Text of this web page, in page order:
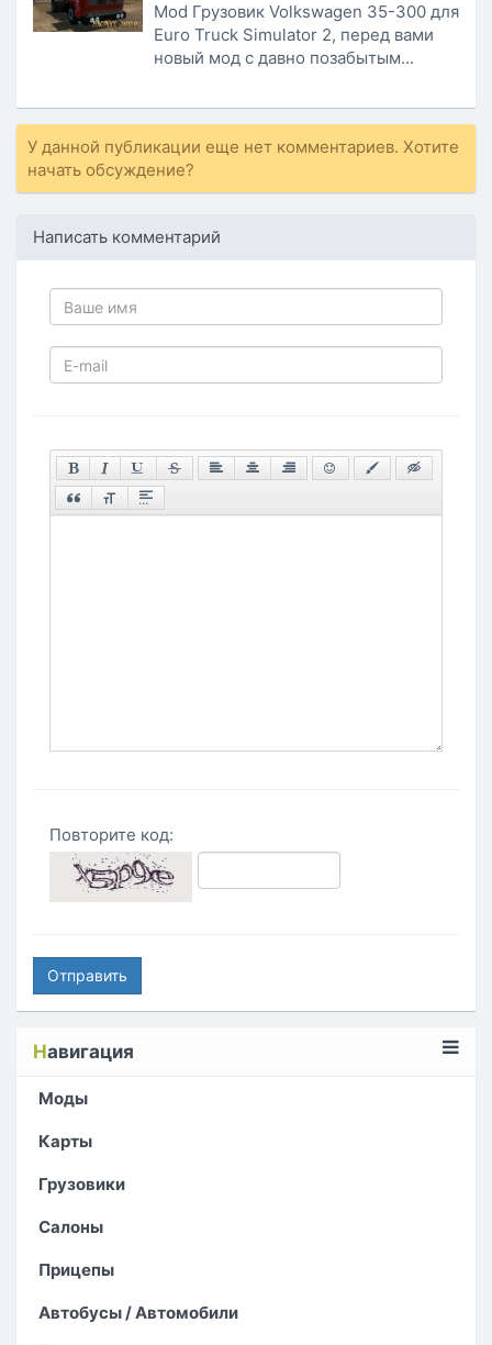
Mod Грузовик Volkswagen 35-300 для
Euro Truck Simulator 2, перед вами
новый мод с давно позабытым...
У данной публикации еще нет комментариев. Хотите
начать обсуждение?
Написать комментарий
Повторите код:
Отправить
Навигация
Моды
Карты
Грузовики
Салоны
Прицепы
Автобусы / Автомобили